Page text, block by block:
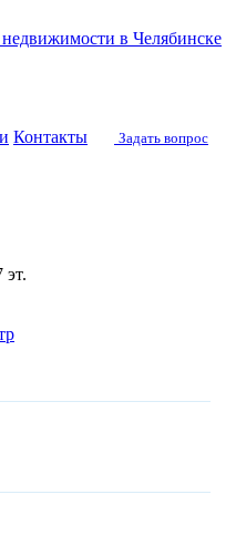
в Челябинске
Контакты
Задать вопрос
эт.